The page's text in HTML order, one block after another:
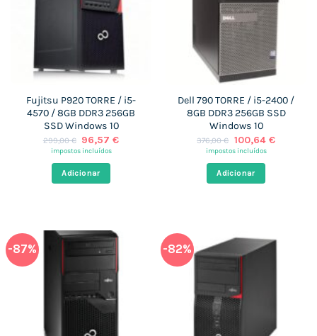
Fujitsu P920 TORRE / i5-
4570 / 8GB DDR3 256GB
SSD Windows 10
299,00€ O
preço
era:
299,00 €.
96,57€O
impostos incluídos
Adicionar
Dell 790 TORRE / i5-2400 /
8GB DDR3 256GB SSD
Windows 10
376,00€ O
preço
era:
376,00 €.
100,64 €O
impostos incluídos
Adicionar
-87% -82%